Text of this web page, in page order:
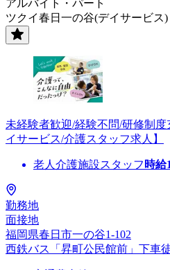
アルバイト・パート
ツクイ春日一の谷(デイサービス)
未経験者歓迎/経験不問/研修制
イサービス/介護スタッフ求人】
老人介護施設スタッフ 時給
勤務地
面接地
福岡県春日市一の谷1-102
西鉄バス「昇町公民館前」下車